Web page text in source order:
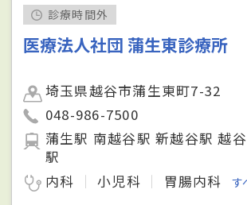
診療時間外
医療法人社団 蒲生東診療所
埼玉県越谷市蒲生東町7-32
048-986-7500
蒲生駅 南越谷駅 新越谷駅 越
駅
内科
小児科 胃腸内科 す